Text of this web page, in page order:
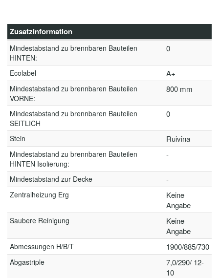
Zusatzinformation
Mindestabstand zu brennbaren Bauteilen
HINTEN:
0
Ecolabel A+
Mindestabstand zu brennbaren Bauteilen
VORNE:
800 mm
Mindestabstand zu brennbaren Bauteilen
SEITLICH
0
Stein Ruivina
Mindestabstand zu brennbaren Bauteilen
HINTEN Isolierung:
-
Mindestabstand zur Decke -
Zentralheizung Erg
Keine
Angabe
Saubere Reinigung
Keine
Angabe
Abmessungen H/B/T 1900/885/730
Abgastriple
7,0/290/ 12-
10